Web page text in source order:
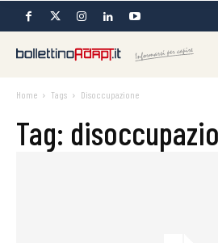
Home Tags Disoccupazione
Tag: